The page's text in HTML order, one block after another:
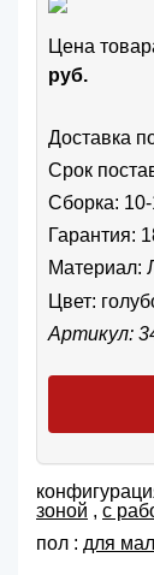
Цена
руб.
Доставка
Срок
Сборка:
Гарантия:
Цвет:
Артикул:
зоной , с
пол : для